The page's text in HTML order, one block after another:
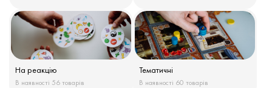
На реакцію
В наявності 56 товарів
Тематичні
В наявності 60 товарів